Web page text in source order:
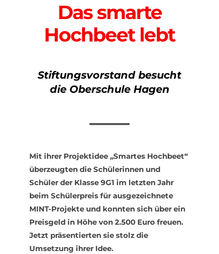
Das smarte
Hochbeet lebt
Stiftungsvorstand besucht
die Oberschule Hagen
Mit ihrer Projektidee „Smartes Hochbeet“
überzeugten die Schülerinnen und
Schüler der Klasse 9G1 im letzten Jahr
beim Schülerpreis für ausgezeichnete
MINT-Projekte und konnten sich über ein
Preisgeld in Höhe von 2.500 Euro freuen.
Jetzt präsentierten sie stolz die
Umsetzung ihrer Idee.